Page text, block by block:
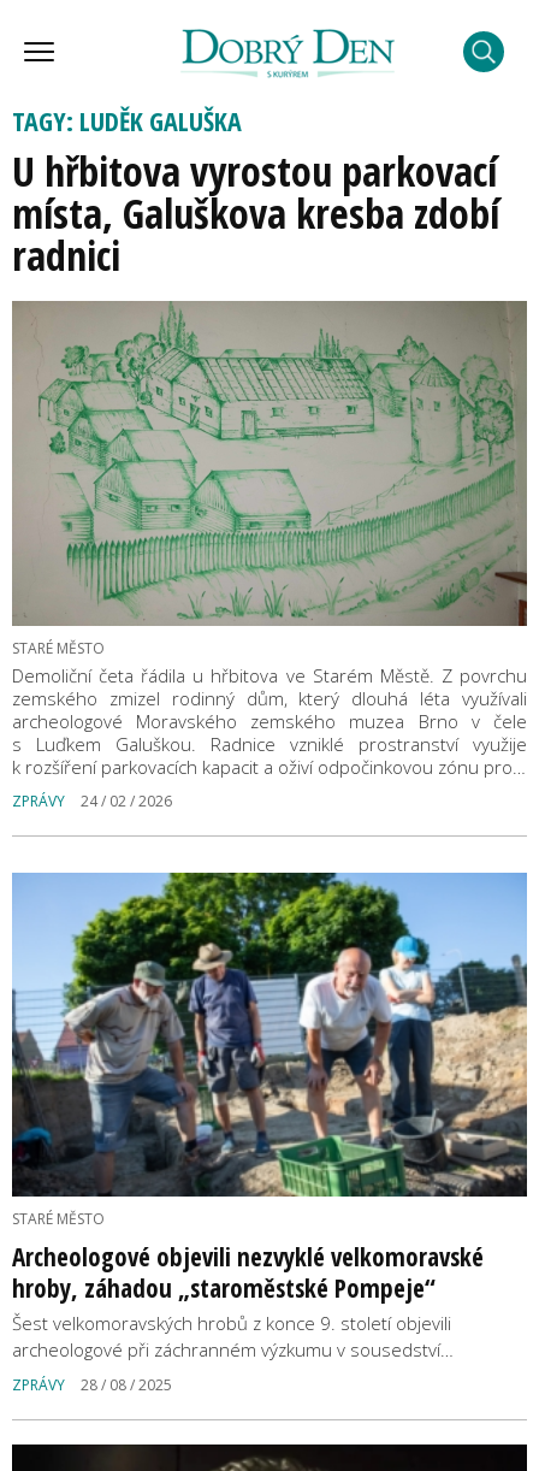
TAGY: LUDĚK GALUŠKA
U hřbitova vyrostou parkovací
místa, Galuškova kresba zdobí
radnici
STARÉ MĚSTO
Demoliční četa řádila u hřbitova ve Starém Městě. Z povrchu
zemského zmizel rodinný dům, který dlouhá léta využívali
archeologové Moravského zemského muzea Brno v čele
s Luďkem Galuškou. Radnice vzniklé prostranství využije
k rozšíření parkovacích kapacit a oživí odpočinkovou zónu pro…
ZPRÁVY 24 / 02 / 2026
STARÉ MĚSTO
Archeologové objevili nezvyklé velkomoravské
hroby, záhadou „staroměstské Pompeje“
Šest velkomoravských hrobů z konce 9. století objevili
archeologové při záchranném výzkumu v sousedství…
ZPRÁVY 28 / 08 / 2025